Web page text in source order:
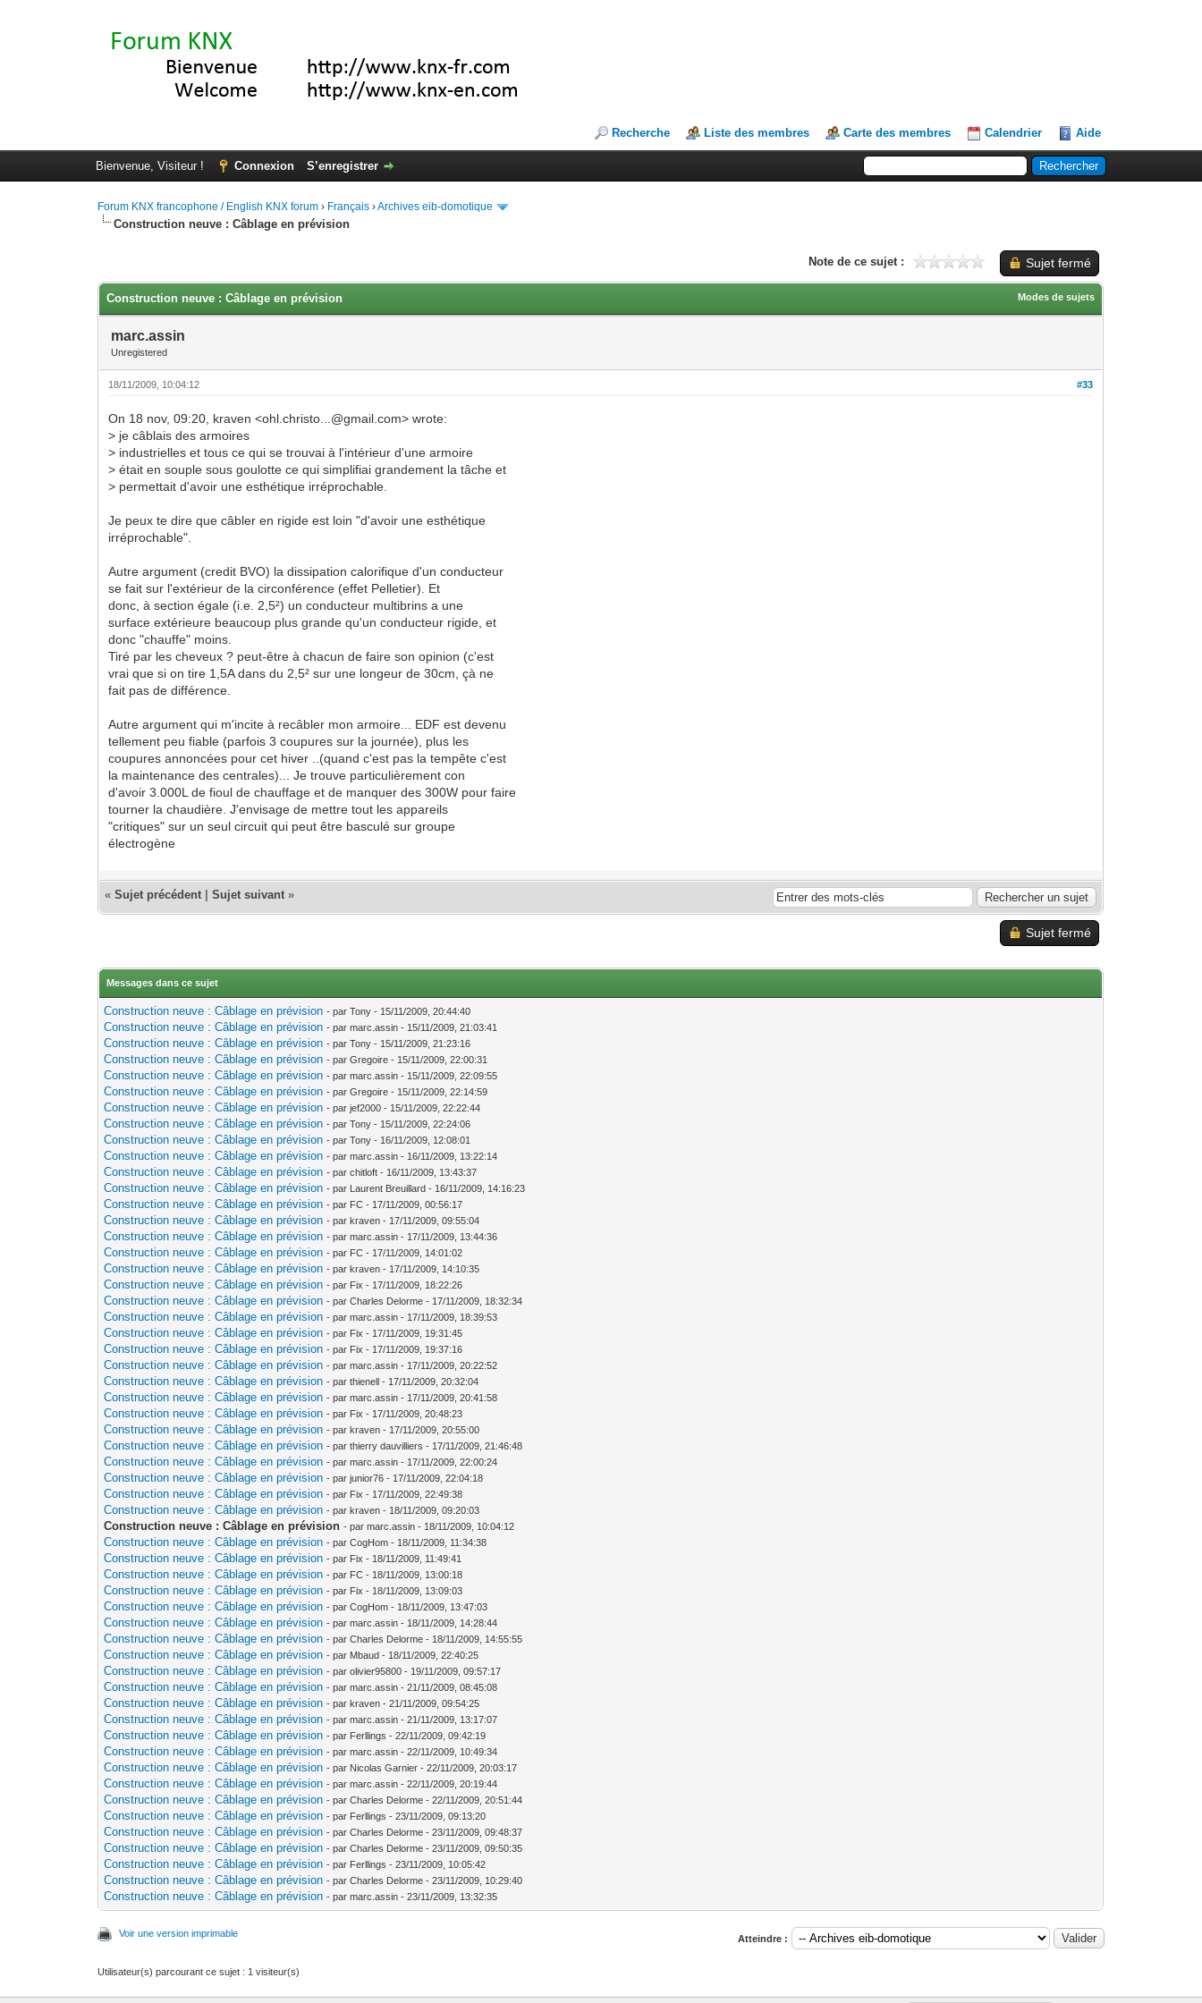
Recherche Liste des membres Carte des membres Calendrier Aide
Bienvenue, Visiteur ! Connexion S’enregistrer
Forum KNX francophone / English KNX forum › Français ›Archives eib-domotique
Construction neuve : Câblage en prévision
Sujet fermé
Note de ce sujet :
Modes de sujets
Construction neuve : Câblage en prévision
marc.assin
Unregistered
#33
18/11/2009, 10:04:12
On 18 nov, 09:20, kraven <ohl.christo...@gmail.com> wrote:
> je câblais des armoires
> industrielles et tous ce qui se trouvai à l'intérieur d'une armoire
> était en souple sous goulotte ce qui simplifiai grandement la tâche et
> permettait d'avoir une esthétique irréprochable.
Je peux te dire que câbler en rigide est loin "d'avoir une esthétique
irréprochable".
Autre argument (credit BVO) la dissipation calorifique d'un conducteur
se fait sur l'extérieur de la circonférence (effet Pelletier). Et
donc, à section égale (i.e. 2,5²) un conducteur multibrins a une
surface extérieure beaucoup plus grande qu'un conducteur rigide, et
donc "chauffe" moins.
Tiré par les cheveux ? peut-être à chacun de faire son opinion (c'est
vrai que si on tire 1,5A dans du 2,5² sur une longeur de 30cm, çà ne
fait pas de différence.
Autre argument qui m'incite à recâbler mon armoire... EDF est devenu
tellement peu fiable (parfois 3 coupures sur la journée), plus les
coupures annoncées pour cet hiver ..(quand c'est pas la tempête c'est
la maintenance des centrales)... Je trouve particulièrement con
d'avoir 3.000L de fioul de chauffage et de manquer des 300W pour faire
tourner la chaudière. J'envisage de mettre tout les appareils
"critiques" sur un seul circuit qui peut être basculé sur groupe
électrogène
«Sujet précédent |Sujet suivant »
Sujet fermé
Messages dans ce sujet
Construction neuve : Câblage en prévision - par Tony - 15/11/2009, 20:44:40
Construction neuve : Câblage en prévision - par marc.assin - 15/11/2009, 21:03:41
Construction neuve : Câblage en prévision - par Tony - 15/11/2009, 21:23:16
Construction neuve : Câblage en prévision - par Gregoire - 15/11/2009, 22:00:31
Construction neuve : Câblage en prévision - par marc.assin - 15/11/2009, 22:09:55
Construction neuve : Câblage en prévision - par Gregoire - 15/11/2009, 22:14:59
Construction neuve : Câblage en prévision - par jef2000 - 15/11/2009, 22:22:44
Construction neuve : Câblage en prévision - par Tony - 15/11/2009, 22:24:06
Construction neuve : Câblage en prévision - par Tony - 16/11/2009, 12:08:01
Construction neuve : Câblage en prévision - par marc.assin - 16/11/2009, 13:22:14
Construction neuve : Câblage en prévision - par chitloft - 16/11/2009, 13:43:37
Construction neuve : Câblage en prévision - par Laurent Breuillard - 16/11/2009, 14:16:23
Construction neuve : Câblage en prévision - par FC - 17/11/2009, 00:56:17
Construction neuve : Câblage en prévision - par kraven - 17/11/2009, 09:55:04
Construction neuve : Câblage en prévision - par marc.assin - 17/11/2009, 13:44:36
Construction neuve : Câblage en prévision - par FC - 17/11/2009, 14:01:02
Construction neuve : Câblage en prévision - par kraven - 17/11/2009, 14:10:35
Construction neuve : Câblage en prévision - par Fix - 17/11/2009, 18:22:26
Construction neuve : Câblage en prévision - par Charles Delorme - 17/11/2009, 18:32:34
Construction neuve : Câblage en prévision - par marc.assin - 17/11/2009, 18:39:53
Construction neuve : Câblage en prévision - par Fix - 17/11/2009, 19:31:45
Construction neuve : Câblage en prévision - par Fix - 17/11/2009, 19:37:16
Construction neuve : Câblage en prévision - par marc.assin - 17/11/2009, 20:22:52
Construction neuve : Câblage en prévision - par thienell - 17/11/2009, 20:32:04
Construction neuve : Câblage en prévision - par marc.assin - 17/11/2009, 20:41:58
Construction neuve : Câblage en prévision - par Fix - 17/11/2009, 20:48:23
Construction neuve : Câblage en prévision - par kraven - 17/11/2009, 20:55:00
Construction neuve : Câblage en prévision - par thierry dauvilliers - 17/11/2009, 21:46:48
Construction neuve : Câblage en prévision - par marc.assin - 17/11/2009, 22:00:24
Construction neuve : Câblage en prévision - par junior76 - 17/11/2009, 22:04:18
Construction neuve : Câblage en prévision - par Fix - 17/11/2009, 22:49:38
Construction neuve : Câblage en prévision - par kraven - 18/11/2009, 09:20:03
Construction neuve : Câblage en prévision - par marc.assin - 18/11/2009, 10:04:12
Construction neuve : Câblage en prévision - par CogHom - 18/11/2009, 11:34:38
Construction neuve : Câblage en prévision - par Fix - 18/11/2009, 11:49:41
Construction neuve : Câblage en prévision - par FC - 18/11/2009, 13:00:18
Construction neuve : Câblage en prévision - par Fix - 18/11/2009, 13:09:03
Construction neuve : Câblage en prévision - par CogHom - 18/11/2009, 13:47:03
Construction neuve : Câblage en prévision - par marc.assin - 18/11/2009, 14:28:44
Construction neuve : Câblage en prévision - par Charles Delorme - 18/11/2009, 14:55:55
Construction neuve : Câblage en prévision - par Mbaud - 18/11/2009, 22:40:25
Construction neuve : Câblage en prévision - par olivier95800 - 19/11/2009, 09:57:17
Construction neuve : Câblage en prévision - par marc.assin - 21/11/2009, 08:45:08
Construction neuve : Câblage en prévision - par kraven - 21/11/2009, 09:54:25
Construction neuve : Câblage en prévision - par marc.assin - 21/11/2009, 13:17:07
Construction neuve : Câblage en prévision - par Ferllings - 22/11/2009, 09:42:19
Construction neuve : Câblage en prévision - par marc.assin - 22/11/2009, 10:49:34
Construction neuve : Câblage en prévision - par Nicolas Garnier - 22/11/2009, 20:03:17
Construction neuve : Câblage en prévision - par marc.assin - 22/11/2009, 20:19:44
Construction neuve : Câblage en prévision - par Charles Delorme - 22/11/2009, 20:51:44
Construction neuve : Câblage en prévision - par Ferllings - 23/11/2009, 09:13:20
Construction neuve : Câblage en prévision - par Charles Delorme - 23/11/2009, 09:48:37
Construction neuve : Câblage en prévision - par Charles Delorme - 23/11/2009, 09:50:35
Construction neuve : Câblage en prévision - par Ferllings - 23/11/2009, 10:05:42
Construction neuve : Câblage en prévision - par Charles Delorme - 23/11/2009, 10:29:40
Construction neuve : Câblage en prévision - par marc.assin - 23/11/2009, 13:32:35
Voir une version imprimable Atteindre :
Utilisateur(s) parcourant ce sujet : 1 visiteur(s)